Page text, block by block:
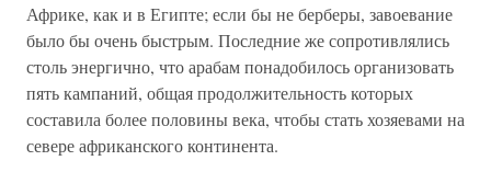
Африке, как и в Египте; если бы не берберы, завоевание
было бы очень быстрым. Последние же сопротивлялись
столь энергично, что арабам понадобилось организовать
пять кампаний, общая продолжительность которых
составила более половины века, чтобы стать хозяевами на
севере африканского континента.